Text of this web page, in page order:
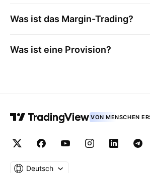
Was ist das Margin-Trading?
Was ist eine Provision?
VON MENSCHEN
Deutsch